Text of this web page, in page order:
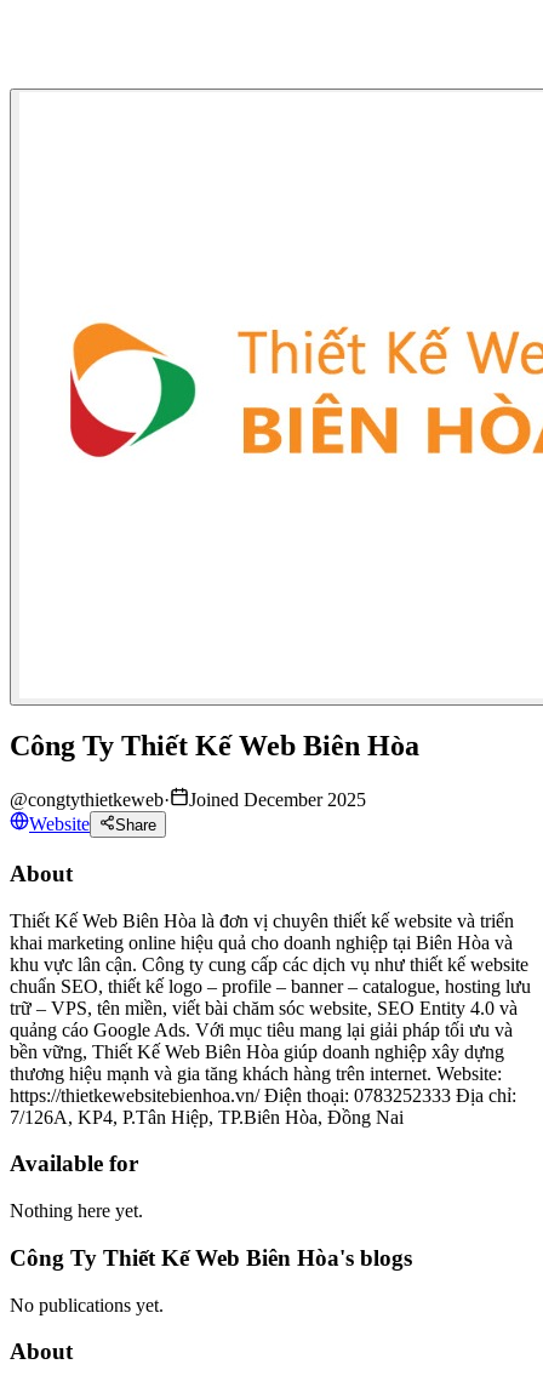
Công Ty Thiết Kế Web Biên Hòa
@congtythietkeweb·
Joined December 2025
Website
Share
About
Thiết Kế Web Biên Hòa là đơn vị chuyên thiết kế website và triển
khai marketing online hiệu quả cho doanh nghiệp tại Biên Hòa và
khu vực lân cận. Công ty cung cấp các dịch vụ như thiết kế website
chuẩn SEO, thiết kế logo – profile – banner – catalogue, hosting lưu
trữ – VPS, tên miền, viết bài chăm sóc website, SEO Entity 4.0 và
quảng cáo Google Ads. Với mục tiêu mang lại giải pháp tối ưu và
bền vững, Thiết Kế Web Biên Hòa giúp doanh nghiệp xây dựng
thương hiệu mạnh và gia tăng khách hàng trên internet. Website:
https://thietkewebsitebienhoa.vn/ Điện thoại: 0783252333 Địa chỉ:
7/126A, KP4, P.Tân Hiệp, TP.Biên Hòa, Đồng Nai
Available for
Nothing here yet.
Công Ty Thiết Kế Web Biên Hòa's blogs
No publications yet.
About